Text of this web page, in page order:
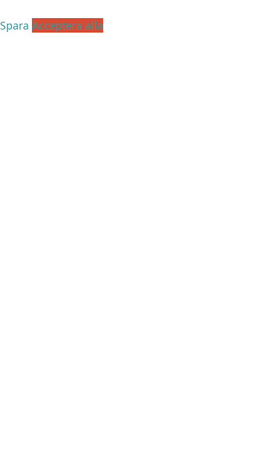
Spara Acceptera alla